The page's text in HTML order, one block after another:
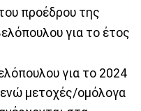
προέδρου της
για το έτος
για το 2024
μετοχές/ομόλογα